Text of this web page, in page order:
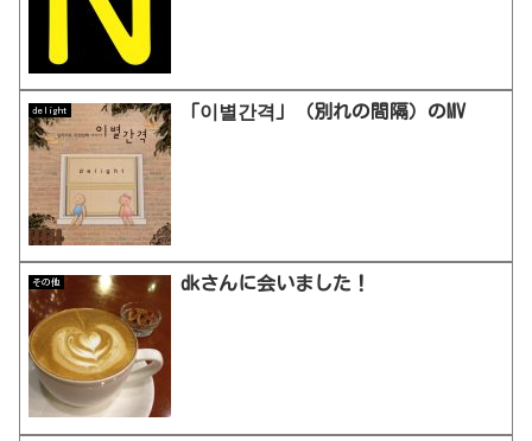
delight 「이별간격」（別れの間隔）のMV
その他 dkさんに会いました！